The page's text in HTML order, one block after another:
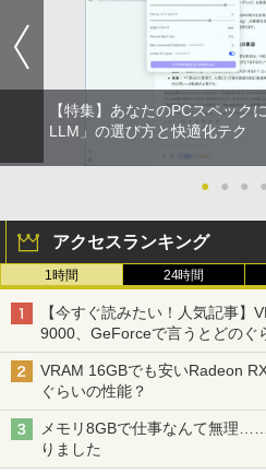
【特集】あなたのPCスペック
LLM」の選び方と快適化テク
● ● ● ●
アクセスランキング
1時間 24時間
【今すぐ読みたい！人気記事
9000、GeForceで言うとどのぐ
VRAM 16GBでも安いRadeon
ぐらいの性能？
メモリ8GBで仕事なんて無理
りました